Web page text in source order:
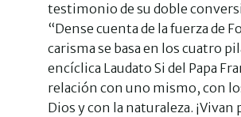
testimonio de su doble
“Dense cuenta de la fuerza de
carisma se basa en los cuatro
encíclica Laudato Si del Papa
relación con uno mismo, con
Dios y con la naturaleza.